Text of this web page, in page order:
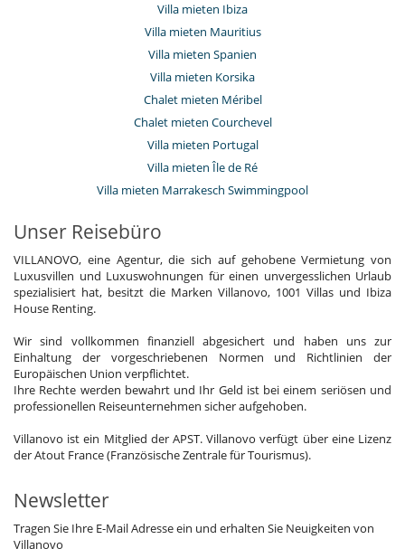
Villa mieten Ibiza
Villa mieten Mauritius
Villa mieten Spanien
Villa mieten Korsika
Chalet mieten Méribel
Chalet mieten Courchevel
Villa mieten Portugal
Villa mieten Île de Ré
Villa mieten Marrakesch Swimmingpool
Unser Reisebüro
VILLANOVO, eine Agentur, die sich auf gehobene Vermietung von
Luxusvillen und Luxuswohnungen für einen unvergesslichen Urlaub
spezialisiert hat, besitzt die Marken Villanovo, 1001 Villas und Ibiza
House Renting.
Wir sind vollkommen finanziell abgesichert und haben uns zur
Einhaltung der vorgeschriebenen Normen und Richtlinien der
Europäischen Union verpflichtet.
Ihre Rechte werden bewahrt und Ihr Geld ist bei einem seriösen und
professionellen Reiseunternehmen sicher aufgehoben.
Villanovo ist ein Mitglied der APST. Villanovo verfügt über eine Lizenz
der Atout France (Französische Zentrale für Tourismus).
Newsletter
Tragen Sie Ihre E-Mail Adresse ein und erhalten Sie Neuigkeiten von
Villanovo